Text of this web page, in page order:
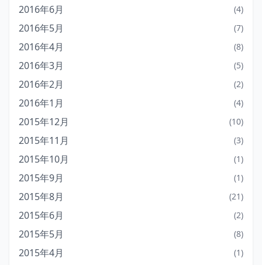
2016年6月 (4)
2016年5月 (7)
2016年4月 (8)
2016年3月 (5)
2016年2月 (2)
2016年1月 (4)
2015年12月 (10)
2015年11月 (3)
2015年10月 (1)
2015年9月 (1)
2015年8月 (21)
2015年6月 (2)
2015年5月 (8)
2015年4月 (1)